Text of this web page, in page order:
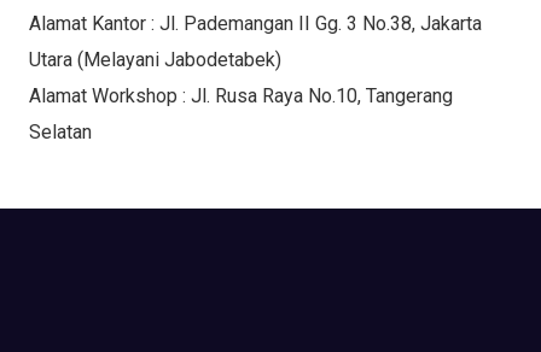
Alamat Kantor : Jl. Pademangan II Gg. 3 No.38, Jakarta
Utara (Melayani Jabodetabek)
Alamat Workshop : Jl. Rusa Raya No.10, Tangerang
Selatan